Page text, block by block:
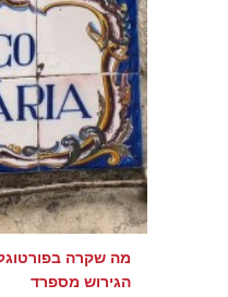
מה שקרה בפורטוגל
הגירוש מספרד